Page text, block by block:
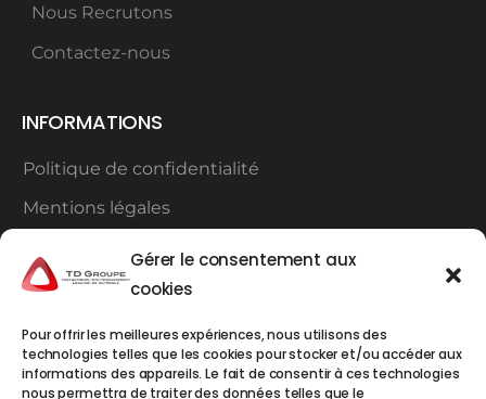
Gérer le consentement aux
cookies
Pour offrir les meilleures expériences, nous utilisons des
technologies telles que les cookies pour stocker et/ou accéder aux
informations des appareils. Le fait de consentir à ces technologies
nous permettra de traiter des données telles que le
Nous Recrutons
Contactez-nous
INFORMATIONS
Politique de confidentialité
Mentions légales
TD Groupe à Carros
TDCA1ERE AVENUE 4EME RUE 06510 CARROS